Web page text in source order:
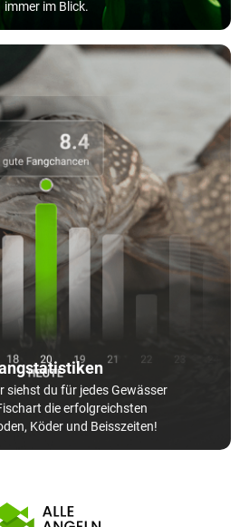
immer im Blick.
siehst du für jedes Gewässer
die erfolgreichsten
Köder und Beisszeiten!